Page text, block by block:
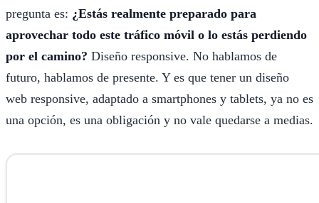
pregunta es: ¿Estás realmente preparado para
aprovechar todo este tráfico móvil o lo estás perdiendo
por el camino? Diseño responsive. No hablamos de
futuro, hablamos de presente. Y es que tener un diseño
web responsive, adaptado a smartphones y tablets, ya no es
una opción, es una obligación y no vale quedarse a medias.